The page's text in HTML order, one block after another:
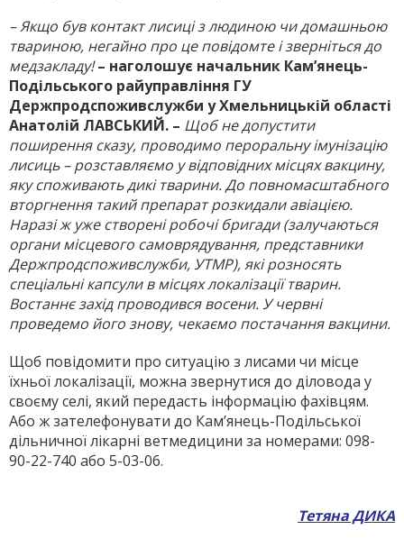
– Якщо був контакт лисиці з людиною чи домашньою
твариною, негайно про це повідомте і зверніться до
медзакладу!– наголошує начальник Кам’янець-
Подільського райуп­равління ГУ
Держпродспоживслужби у Хмельницькій області
Анатолій ЛАВСЬКИЙ. – Щоб не допус­тити
поширення сказу, проводимо пероральну імунізацію
лисиць – розставляємо у відповідних місцях вакцину,
яку споживають дикі тварини. До повномасштабного
вторгнення такий пре­парат розкидали авіацією.
Наразі ж уже створені робочі бригади (залу­чаються
органи місцевого самоврядування, представники
Держпродспоживслужби, УТМР), які розносять
спеціальні капсули в місцях локалізації тварин.
Востаннє захід проводився восени. У червні
проведемо його знову, чекаємо постачання вакцини.
Щоб повідомити про ситуацію з лисами чи місце
їхньої локалізації, можна звернутися до діловода у
своєму селі, який передасть інформацію фахівцям.
Або ж зателефонувати до Кам’янець-Подільської
дільничної лікарні ветмедицини за номерами: 098-
90-22-740 або 5-03-06.
Тетяна ДИКА